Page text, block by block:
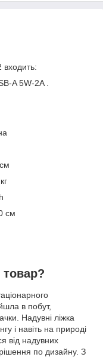
входить:
A 5W-2A .
см
товар?
в побут,
Надувні ліжка
і навіть на природі
від надувних
по дизайну. З